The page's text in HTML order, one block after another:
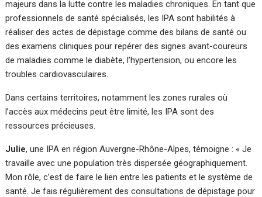
majeurs dans la lutte contre les maladies chroniques. En tant que
professionnels de santé spécialisés, les IPA sont habilités à
réaliser des actes de dépistage comme des bilans de santé ou
des examens cliniques pour repérer des signes avant-coureurs
de maladies comme le diabète, l’hypertension, ou encore les
troubles cardiovasculaires.
Dans certains territoires, notamment les zones rurales où
l’accès aux médecins peut être limité, les IPA sont des
ressources précieuses.
Julie, une IPA en région Auvergne-Rhône-Alpes, témoigne : « Je
travaille avec une population très dispersée géographiquement.
Mon rôle, c’est de faire le lien entre les patients et le système de
santé. Je fais régulièrement des consultations de dépistage pour